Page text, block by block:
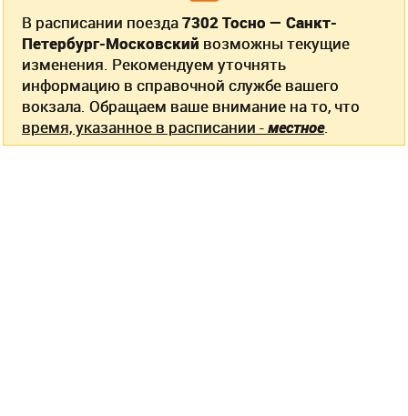
В расписании поезда7302 Тосно — Санкт-
Петербург-Московский возможны текущие
изменения. Рекомендуем уточнять
информацию в справочной службе вашего
вокзала. Обращаем ваше внимание на то, что
время, указанное в расписании -местное.